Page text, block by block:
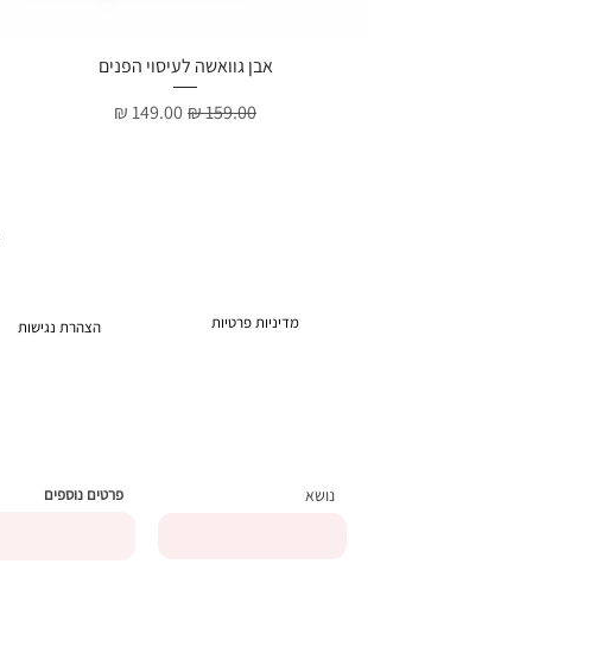
תצוגה מהירה
אבן גוואשה לעיסוי הפנים
מחיר רגילמחיר מבצע
הצהרת נגישות מדיניות פרטיות
פרטים נוספים נושא